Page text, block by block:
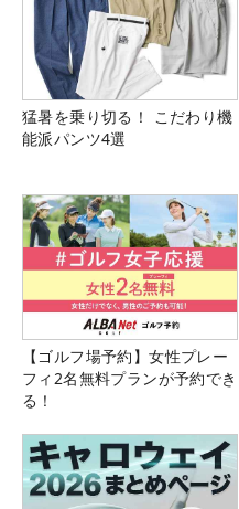
猛暑を乗り切る！ こだわり機
能派パンツ4選
【ゴルフ場予約】女性プレー
フィ2名無料プランが予約でき
る！